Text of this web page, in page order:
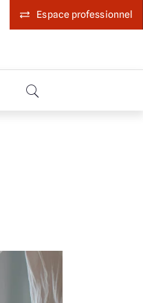
Espace professionnel